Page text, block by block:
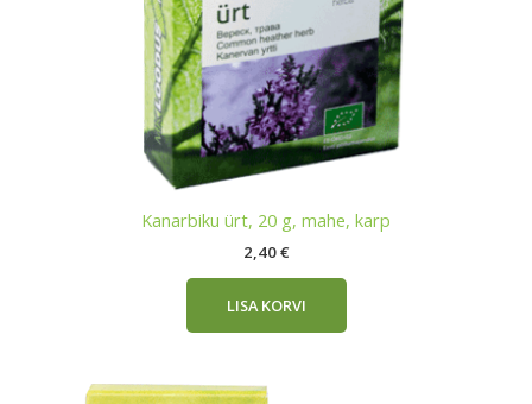
Kanarbiku ürt, 20 g, mahe, karp
2,40€
LISA KORVI